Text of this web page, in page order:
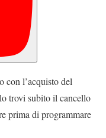
con l’acquisto del
trovi subito il cancello
prima di programmare